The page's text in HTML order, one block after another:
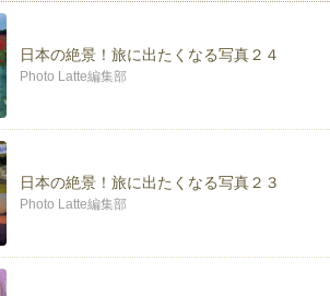
是非、フォローお願いします！
日本の絶景！旅に出たくなる写真２４
Photo Latte編集部
日本の絶景！旅に出たくなる写真２３
Photo Latte編集部